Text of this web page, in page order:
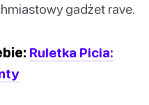
gadżet rave.
Ruletka Picia: